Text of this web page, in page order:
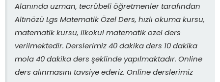
Alanında uzman, tecrübeli öğretmenler tarafından
Altınözü Lgs Matematik Özel Ders, hızlı okuma kursu,
matematik kursu, ilkokul matematik özel ders
verilmektedir. Derslerimiz 40 dakika ders 10 dakika
mola 40 dakika ders şeklinde yapılmaktadır. Online
ders alınmasını tavsiye ederiz. Online derslerimiz